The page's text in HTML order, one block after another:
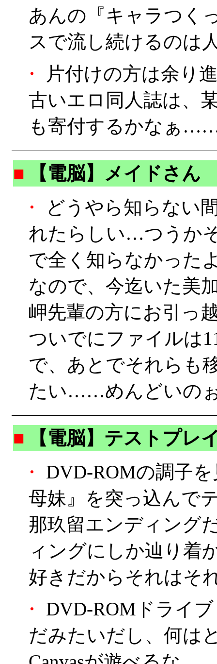
あんの『キャラつく
スで流し続けるのは
・
片付けの方は余り
古いエロ同人誌は、
も寄付するかなぁ
■ 【電脳】 メイドさん
・
どうやら知らない
れたらしい…つうか
で全く知らなかった
なので、今迄いた美
岬先輩の方にお引っ
ついでにファイルは
で、あとでそれらも
たい……めんどいの
■
【電脳】テストプレ
・
DVD-ROMの調子
母妹』を突っ込んで
那玖留エンディング
ィングにしか辿り
好きだからそれはそ
・
DVD-ROMドライ
だみたいだし、何は